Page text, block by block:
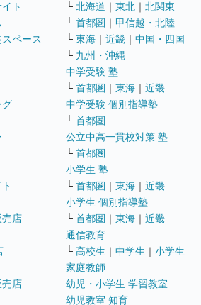
ト
ペース
グ
売店
売店
└ 北海道 ｜ 東北 ｜ 北関東
└ 首都圏 ｜ 甲信越・北陸
└ 東海 ｜ 近畿 ｜ 中国・四国
└ 九州・沖縄
中学受験 塾
└ 首都圏 ｜ 東海 ｜ 近畿
中学受験 個別指導塾
└ 首都圏
公立中高一貫校対策 塾
└ 首都圏
小学生 塾
└ 首都圏 ｜ 東海 ｜ 近畿
小学生 個別指導塾
└ 首都圏 ｜ 東海 ｜ 近畿
通信教育
└ 高校生 ｜ 中学生 ｜ 小学生
家庭教師
幼児・小学生 学習教室
幼児教室 知育